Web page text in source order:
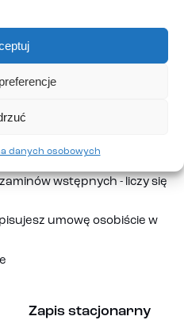
danych osobowych
bez zbędnych
wstępnych - liczy się
umowę osobiście w
Zapis stacjonarny